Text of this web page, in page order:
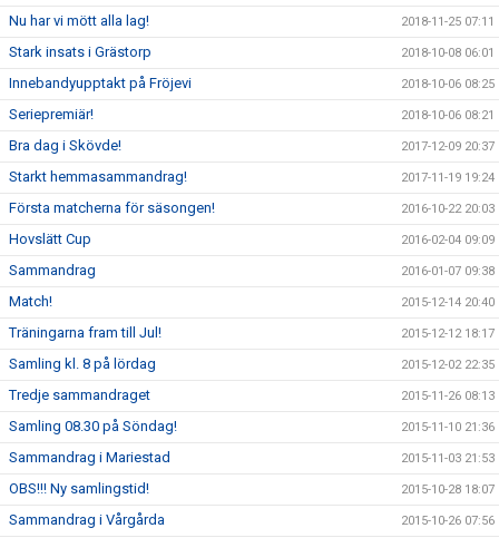
Nu har vi mött alla lag! 2018-11-25 07:11
Stark insats i Grästorp 2018-10-08 06:01
Innebandyupptakt på Fröjevi 2018-10-06 08:25
Seriepremiär! 2018-10-06 08:21
Bra dag i Skövde! 2017-12-09 20:37
Starkt hemmasammandrag! 2017-11-19 19:24
Första matcherna för säsongen! 2016-10-22 20:03
Hovslätt Cup 2016-02-04 09:09
Sammandrag 2016-01-07 09:38
Match! 2015-12-14 20:40
Träningarna fram till Jul! 2015-12-12 18:17
Samling kl. 8 på lördag 2015-12-02 22:35
Tredje sammandraget 2015-11-26 08:13
Samling 08.30 på Söndag! 2015-11-10 21:36
Sammandrag i Mariestad 2015-11-03 21:53
OBS!!! Ny samlingstid! 2015-10-28 18:07
Sammandrag i Vårgårda 2015-10-26 07:56